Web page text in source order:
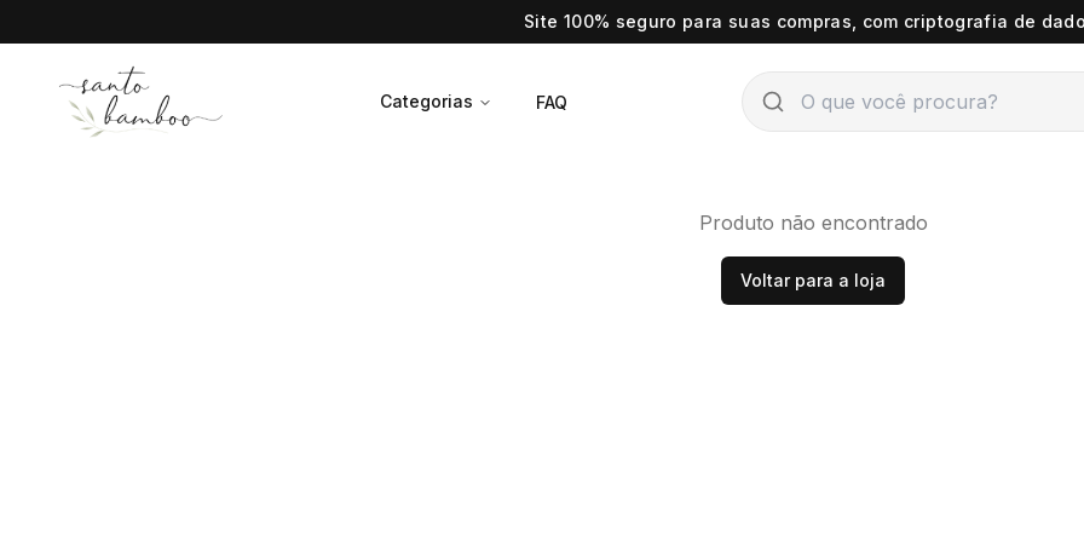
Site 100% seguro para suas compras, com criptografia de
Categorias FAQ
Produto não encontrado
Voltar para a loja